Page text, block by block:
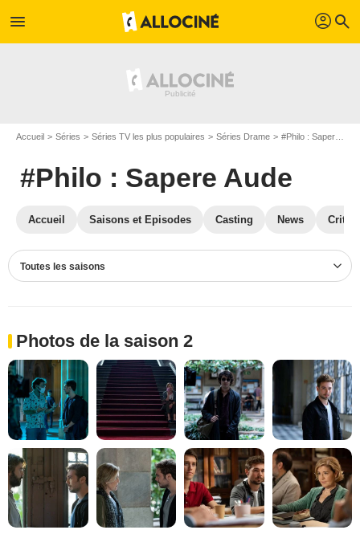
menu profil search
Accueil Séries Séries TV les plus populaires Séries Drame #Philo : Sapere Aude
#Philo : Sapere Aude
Accueil Saisons et Episodes Casting News
Toutes les saisons
Photos de la saison 2